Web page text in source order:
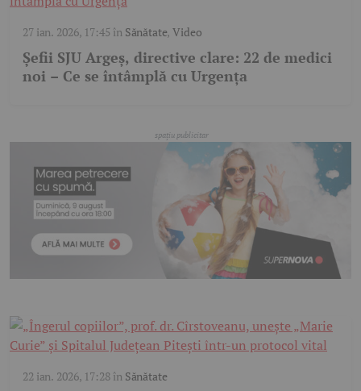
27 ian. 2026, 17:45 în Sănătate,Video
Șefii SJU Argeș, directive clare: 22 de medici
noi – Ce se întâmplă cu Urgența
22 ian. 2026, 17:28în Sănătate